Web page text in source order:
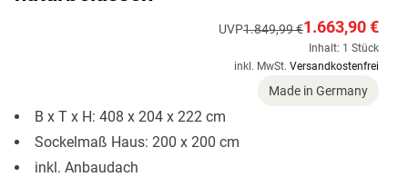
UVP1.849,99 €1.663,90 €
Inhalt: 1 Stück
inkl. MwSt. Versandkostenfrei
Made in Germany
B x T x H: 408 x 204 x 222 cm
Sockelmaß Haus: 200 x 200 cm
inkl. Anbaudach